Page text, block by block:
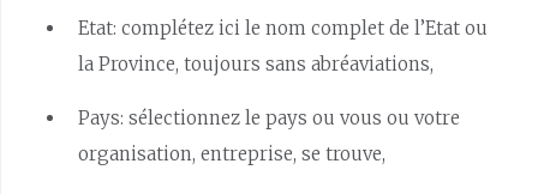
Etat: complétez ici le nom complet de l’Etat ou
la Province, toujours sans abréaviations,
Pays: sélectionnez le pays ou vous ou votre
organisation, entreprise, se trouve,